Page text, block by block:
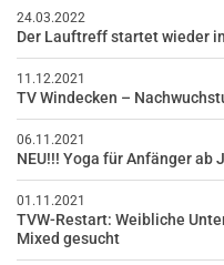
24.03.2022
Der Lauftreff startet wieder
11.12.2021
TV Windecken –
06.11.2021
NEU!!! Yoga für Anfänger ab
01.11.2021
TVW-Restart: Weibliche
Mixed gesucht